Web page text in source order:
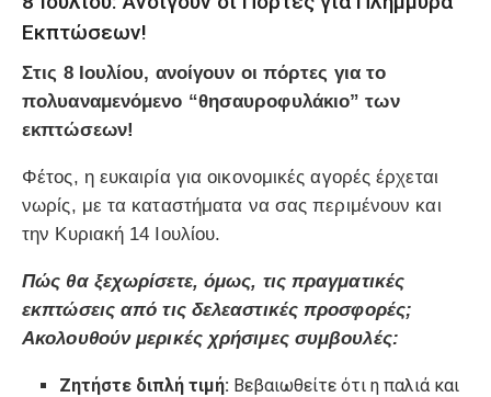
Εκπτώσεων!
Στις 8 Ιουλίου, ανοίγουν οι πόρτες για το
πολυαναμενόμενο “θησαυροφυλάκιο” των
εκπτώσεων!
Φέτος, η ευκαιρία για οικονομικές αγορές έρχεται
νωρίς, με τα καταστήματα να σας περιμένουν και
την Κυριακή 14 Ιουλίου.
Πώς θα ξεχωρίσετε, όμως, τις πραγματικές
εκπτώσεις από τις δελεαστικές προσφορές;
Ακολουθούν μερικές χρήσιμες συμβουλές:
Ζητήστε διπλή τιμή: Βεβαιωθείτε ότι η παλιά και